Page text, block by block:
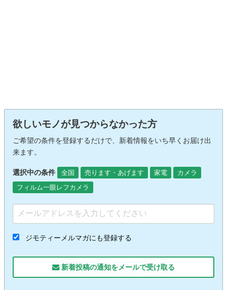
欲しいモノが見つからなかった方
ご希望の条件を登録するだけで、新着情報をいち早くお届け出
来ます。
選択中の条件 全国 売ります・あげます 家電
カメラ
フィルム一眼レフカメラ
ジモティーメルマガにも登録する
新着投稿の通知をメールで受け取る